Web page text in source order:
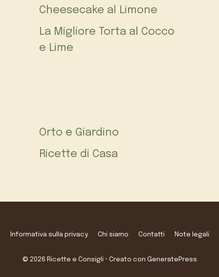
Cheesecake al Limone
La Migliore Torta al Cocco
e Lime
Orto e Giardino
Ricette di Casa
Informativa sulla privacy Chi siamo Contatti Note legali
© 2026 Ricette e Consigli• Creato con GeneratePress